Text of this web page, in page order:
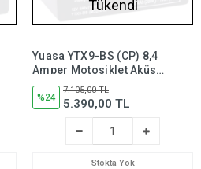
Tükendi
Yuasa YTX9-BS (CP) 8,4
Amper Motosiklet Aküsü
12 Volt 135 CCA Bakım
Gerektirmez, YTX9BS
%24
7.105,00 TL
5.390,00 TL
Stokta Yok